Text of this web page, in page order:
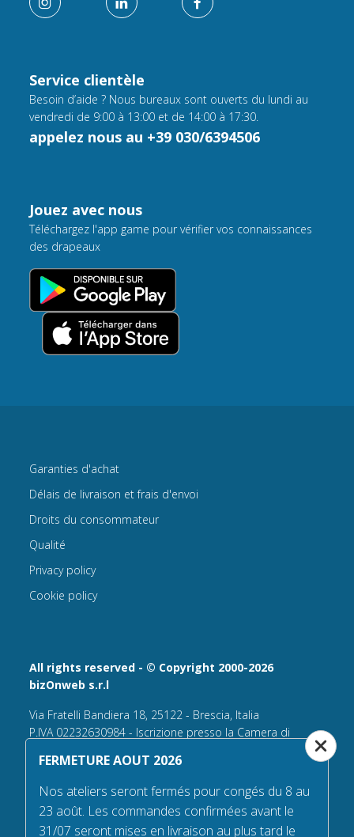
Service clientèle
Besoin d’aide ? Nous bureaux sont ouverts du lundi au
vendredi de 9:00 à 13:00 et de 14:00 à 17:30.
appelez nous au +39 030/6394506
Jouez avec nous
Téléchargez l'app game pour vérifier vos connaissances
des drapeaux
All rights reserved - © Copyright 2000-2026
bizOnweb s.r.l
Via Fratelli Bandiera 18, 25122 - Brescia, Italia
P.IVA 02232630984 - Iscrizione presso la Camera di
n° REA 432569 Capitale sociale versato Euro 25.000,00.
Tel +39.030 6394506
Email:info@flagsonline.fr
PEC bizonweb@mailcertiﬁcatapec.it
Garanties d'achat
Délais de livraison et frais d'envoi
Droits du consommateur
Qualité
Privacy policy
Cookie policy
FERMETURE AOUT 2026
Nos ateliers seront fermés pour congés du 8 au
23 août. Les commandes confirmées avant le
31/07 seront mises en livraison au plus tard le